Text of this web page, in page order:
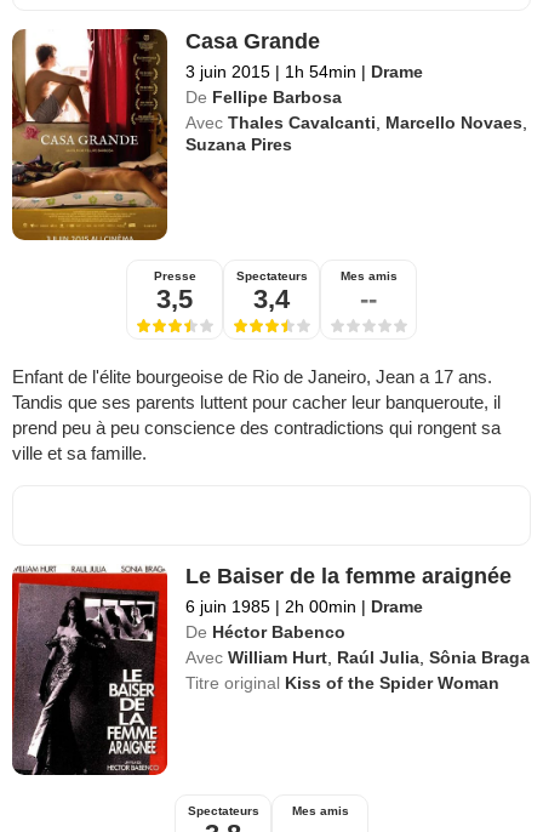
Casa Grande
3 juin 2015 | 1h 54min | Drame
De Fellipe Barbosa
Avec Thales Cavalcanti, Marcello Novaes,
Suzana Pires
Presse
3,5
Spectateurs
3,4
Mes amis
--
Enfant de l'élite bourgeoise de Rio de Janeiro, Jean a 17 ans.
Tandis que ses parents luttent pour cacher leur banqueroute, il
prend peu à peu conscience des contradictions qui rongent sa
ville et sa famille.
Le Baiser de la femme araignée
6 juin 1985 | 2h 00min | Drame
De Héctor Babenco
Avec William Hurt, Raúl Julia,Sônia Braga
Titre original Kiss of the Spider Woman
Spectateurs Mes amis